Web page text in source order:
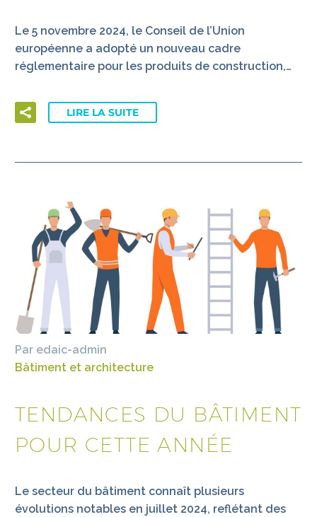
Le 5 novembre 2024, le Conseil de l’Union
européenne a adopté un nouveau cadre
réglementaire pour les produits de construction,…
LIRE LA SUITE
Par edaic-admin
Bâtiment et architecture
TENDANCES DU BÂTIMENT
POUR CETTE ANNÉE
Le secteur du bâtiment connaît plusieurs
évolutions notables en juillet 2024, reflétant des